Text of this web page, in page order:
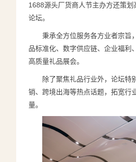
1688源头厂货商人节主办方还策
论坛。
秉承全方位服务各方业者宗旨
品标准化、数字供应链、企业福利
高质量礼品展会。
除了聚焦礼品行业外，论坛特
销、跨境出海等热点话题，拓宽行
量。